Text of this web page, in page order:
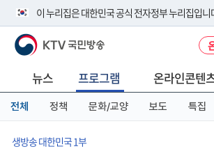
이 누리집은 대한민국 공식 전자정부 누리집입니
공식 누리집 주소 확인하기
니다.
이밖에 or.kr 또는 .kr등 다른 도메인 주소를 사용
서 도메인 주소를 확인해 보세요
KTV 국민방송
뉴스 프로그램 온라인콘텐
전체 정책 문화/교양 보도 특집
생방송 대한민국 1부